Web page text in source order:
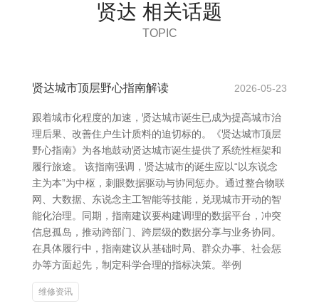
贤达 相关话题
TOPIC
贤达城市顶层野心指南解读 2026-05-23
跟着城市化程度的加速，贤达城市诞生已成为提高城市治
理后果、改善住户生计质料的迫切标的。《贤达城市顶层
野心指南》为各地鼓动贤达城市诞生提供了系统性框架和
履行旅途。 该指南强调，贤达城市的诞生应以“以东说念
主为本”为中枢，刺眼数据驱动与协同惩办。通过整合物联
网、大数据、东说念主工智能等技能，兑现城市开动的智
能化治理。同期，指南建议要构建调理的数据平台，冲突
信息孤岛，推动跨部门、跨层级的数据分享与业务协同。
在具体履行中，指南建议从基础时局、群众办事、社会惩
办等方面起先，制定科学合理的指标决策。举例
维修资讯